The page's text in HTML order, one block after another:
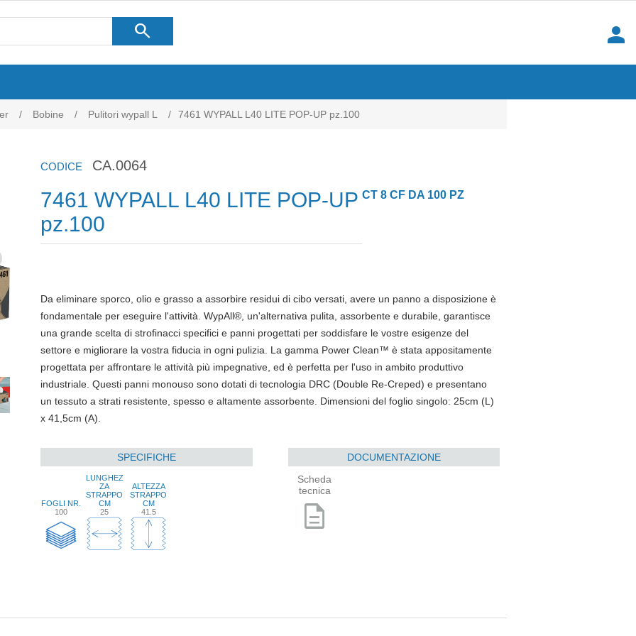
search
person
/ Bobine / Pulitori wypall L / 7461 WYPALL L40 LITE POP-UP pz.100
CODICE CA.0064
7461 WYPALL L40 LITE POP-UP
pz.100
CT 8 CF DA 100 PZ
Da eliminare sporco, olio e grasso a assorbire residui di cibo versati, avere un panno a disposizione è
fondamentale per eseguire l'attività. WypAll®, un'alternativa pulita, assorbente e durabile, garantisce
una grande scelta di strofinacci specifici e panni progettati per soddisfare le vostre esigenze del
settore e migliorare la vostra fiducia in ogni pulizia. La gamma Power Clean™ è stata appositamente
progettata per affrontare le attività più impegnative, ed è perfetta per l'uso in ambito produttivo
industriale. Questi panni monouso sono dotati di tecnologia DRC (Double Re-Creped) e presentano
un tessuto a strati resistente, spesso e altamente assorbente. Dimensioni del foglio singolo: 25cm (L)
x 41,5cm (A).
SPECIFICHE
FOGLI NR.
100
LUNGHEZ
ZA
STRAPPO
CM
25
ALTEZZA
STRAPPO
CM
41.5
DOCUMENTAZIONE
Scheda
tecnica
description